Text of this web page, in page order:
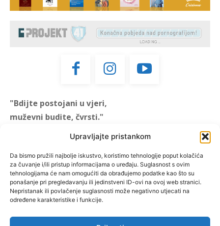
Upravljajte pristankom
Da bismo pružili najbolje iskustvo, koristimo tehnologije poput kolačića
za čuvanje i/ili pristup informacijama o uređaju. Suglasnost s ovim
tehnologijama će nam omogućiti da obrađujemo podatke kao što su
ponašanje pri pregledavanju ili jedinstveni ID-ovi na ovoj web stranici.
Nepristanak ili povlačenje suglasnosti može negativno utjecati na
određene karakteristike i funkcije.
"Bdijte postojani u vjeri,
muževni budite, čvrsti."
"Muževni budite" prvi je
hrvatski portal za katoličke
muškarce koji pokušava
reafirmirati u današnje
vrijeme itekako narušen